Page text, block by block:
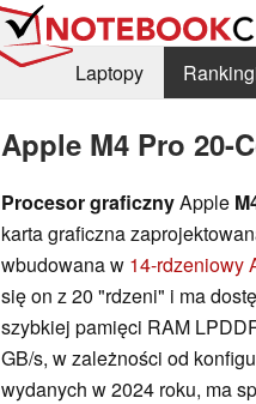
Laptopy
Apple M4 Pro 20-
Procesor graficznyApple
karta graficzna
wbudowana w 14-rdzeniowy
się on z 20 "rdzeni" i ma
szybkiej pamięci RAM
GB/s, w zależności od
wydanych w 2024 roku, ma